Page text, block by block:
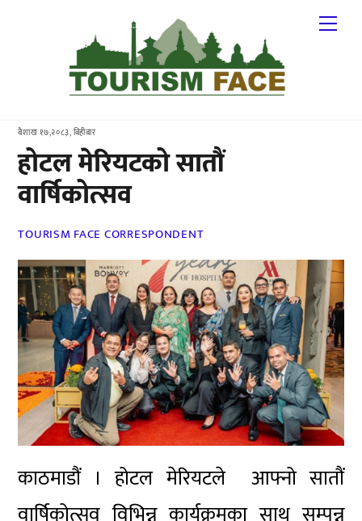
बैशाख १७,२०८३, बिहीबार
होटल मेरियटको सातौं
वार्षिकोत्सव
TOURISM FACE CORRESPONDENT
काठमाडौं । होटल मेरियटले आफ्नो सातौं